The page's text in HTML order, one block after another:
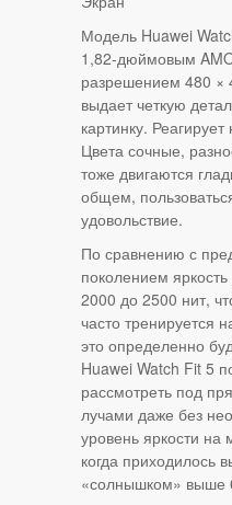
Модель Huawei
1,82-дюймовым
разрешением 480 ×
выдает четкую
картинку.
Цвета сочные,
тоже двигаются
общем,
удовольствие.
По сравнению с
поколением
2000 до 2500 нит,
часто тренируется
это определенно
Huawei Watch Fit 5
рассмотреть под
лучами даже без
уровень яркости
когда приходилось
«солнышком» выше